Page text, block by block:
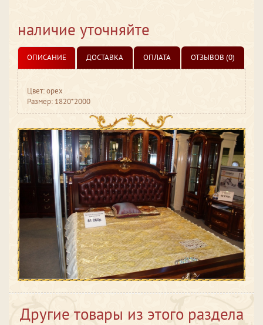
наличие уточняйте
ОПИСАНИЕ ДОСТАВКА ОПЛАТА ОТЗЫВОВ (0)
Цвет: орех
Размер: 1820*2000
Другие товары из этого раздела